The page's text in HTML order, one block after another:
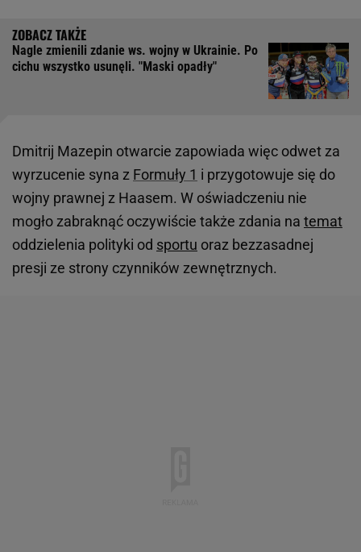
Nagle zmienili zdanie ws. wojny w Ukrainie. Po
cichu wszystko usunęli. "Maski opadły"
Dmitrij Mazepin otwarcie zapowiada więc odwet za
wyrzucenie syna z Formuły 1 i przygotowuje się do
wojny prawnej z Haasem. W oświadczeniu nie
mogło zabraknąć oczywiście także zdania na temat
oddzielenia polityki od sportu oraz bezzasadnej
presji ze strony czynników zewnętrznych.